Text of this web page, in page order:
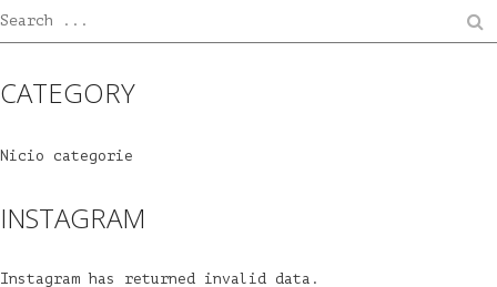
Search ...
CATEGORY
Nicio categorie
INSTAGRAM
Instagram has returned invalid data.